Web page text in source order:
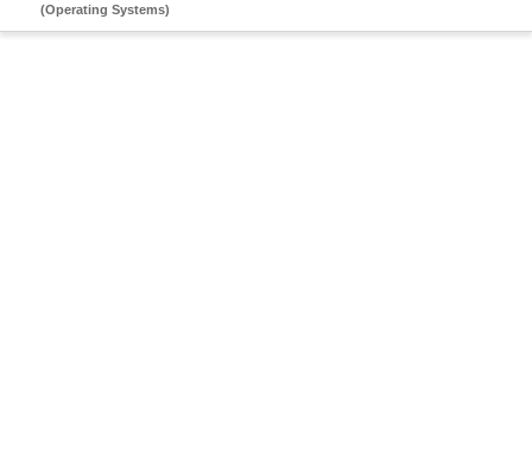
(Operating Systems)